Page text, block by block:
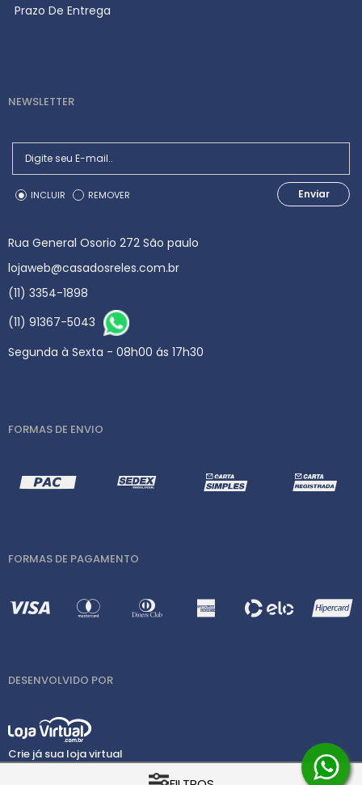
Prazo De Entrega
NEWSLETTER
INCLUIR REMOVER Enviar
Rua General Osorio 272 São paulo
lojaweb@casadosreles.com.br
(11) 3354-1898
(11) 91367-5043
Segunda à Sexta - 08h00 ás 17h30
FORMAS DE ENVIO
FORMAS DE PAGAMENTO
DESENVOLVIDO POR
Crie já sua loja virtual
COPYRIGHT © CASA DOS RELES ELETRO ELETRÔNICA LTDA 2026 -